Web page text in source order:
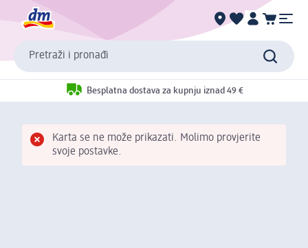
Pretraži i pronađi
Besplatna dostava za kupnju iznad 49 €
Karta se ne može prikazati. Molimo provjerite
svoje postavke.